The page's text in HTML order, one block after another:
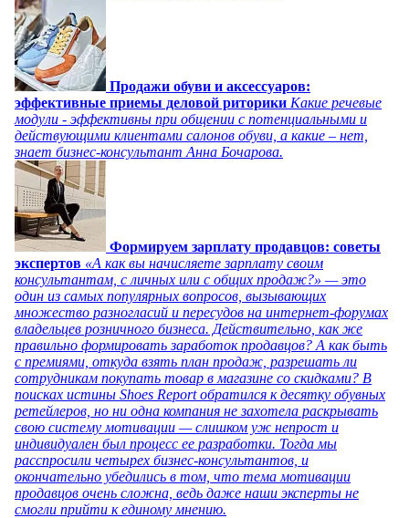
Продажи обуви и аксессуаров:
эффективные приемы деловой риторики Какие речевые
модули - эффективны при общении с потенциальными и
действующими клиентами салонов обуви, а какие – нет,
знает бизнес-консультант Анна Бочарова.
Формируем зарплату продавцов: советы
экспертов «А как вы начисляете зарплату своим
консультантам, с личных или с общих продаж?» — это
один из самых популярных вопросов, вызывающих
множество разногласий и пересудов на интернет-форумах
владельцев розничного бизнеса. Действительно, как же
правильно формировать заработок продавцов? А как быть
с премиями, откуда взять план продаж, разрешать ли
сотрудникам покупать товар в магазине со скидками? В
поисках истины Shoes Report обратился к десятку обувных
ретейлеров, но ни одна компания не захотела раскрывать
свою систему мотивации — слишком уж непрост и
индивидуален был процесс ее разработки. Тогда мы
расспросили четырех бизнес-консультантов, и
окончательно убедились в том, что тема мотивации
продавцов очень сложна, ведь даже наши эксперты не
смогли прийти к единому мнению.